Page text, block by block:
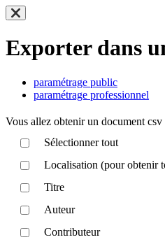
Exporter dans
paramétrage public
paramétrage professionnel
Vous allez obtenir un document
Sélectionner tout
Localisation (pour obtenir
Titre
Auteur
Contributeur